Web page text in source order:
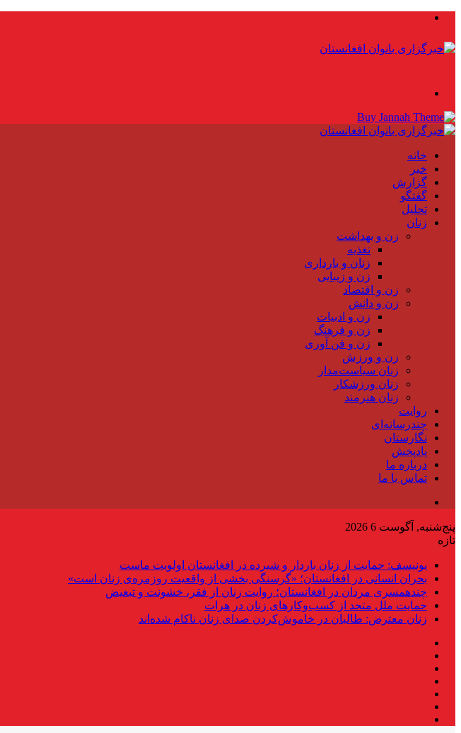
خانه
خبر
گزارش
گفتگو
تحلیل
زنان
زن و بهداشت
تغذیه
زنان و بارداری
زن و زیبایی
زن و اقتصاد
زن و دانش
زن و ادبیات
زن و فرهنگ
زن و فن آوری
زن و ورزش
زنان سیاست‌مدار
زنان ورزشکار
زنان هنرمند
روایت
چندرسانه‌ای
نگارستان
پادپخش
درباره ما
تماس با ما
پنج‌شنبه, آگوست 6 2026
تازه
یونیسف: حمایت از زنان باردار و شیرده در افغانستان اولویت ماست
بحران انسانی در افغانستان؛ «گرسنگی بخشی از واقعیت روزمره‌ی زنان است»
چندهمسری مردان در افغانستان؛ روایت زنان از فقر، خشونت و تبعیض
حمایت ملل متحد از کسب‌وکارهای زنان در هرات
زنان معترض: طالبان در خاموش‌کردن صدای زنان ناکام شده‌اند